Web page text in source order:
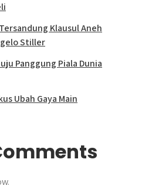
Klausul Aneh
Stiller
Panggung Piala Dunia
Ubah Gaya Main